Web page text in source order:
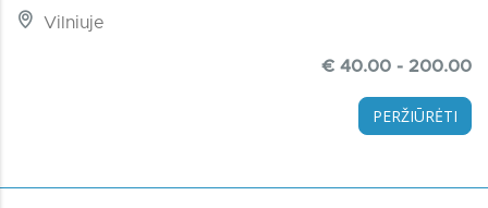
Vilniuje
€ 40.00 - 200.00
PERŽIŪRĖTI